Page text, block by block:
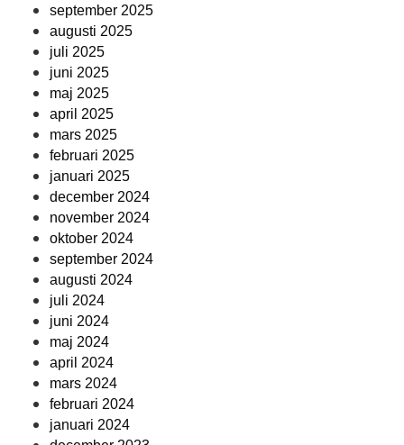
september 2025
augusti 2025
juli 2025
juni 2025
maj 2025
april 2025
mars 2025
februari 2025
januari 2025
december 2024
november 2024
oktober 2024
september 2024
augusti 2024
juli 2024
juni 2024
maj 2024
april 2024
mars 2024
februari 2024
januari 2024